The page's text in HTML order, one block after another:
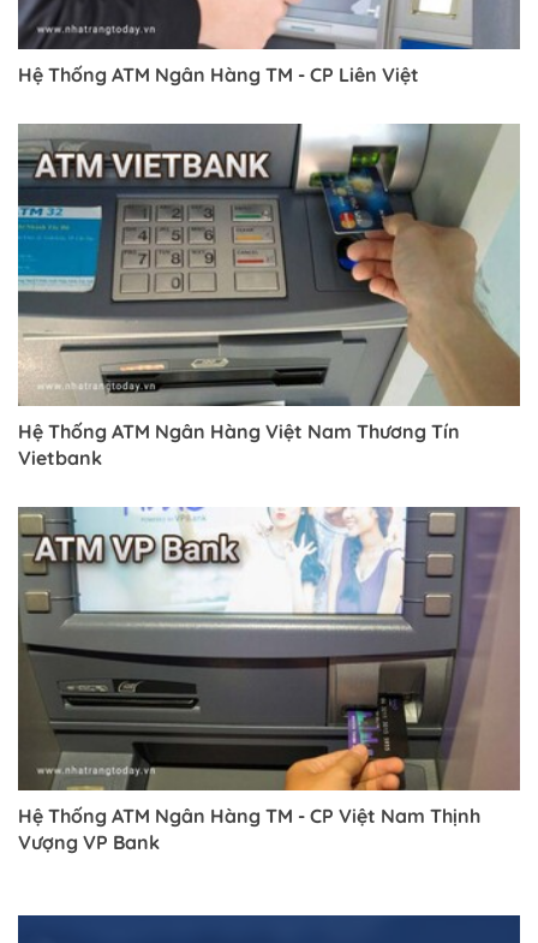
Trở về trang trước đó
Hệ Thống ATM Ngân Hàng TM - CP Liên Việt
Hệ Thống ATM Ngân Hàng Việt Nam Thương Tín
Vietbank
Hệ Thống ATM Ngân Hàng TM - CP Việt Nam Thịnh
Vượng VP Bank